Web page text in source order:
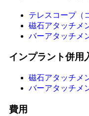
テレスコープ（
磁石アタッチメ
バーアタッチメ
インプラント併用
磁石アタッチメ
バーアタッチメ
費用